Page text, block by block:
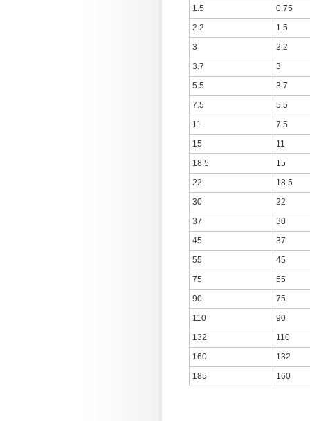
1.5
0.75
2.2
1.5
3
2.2
3.7
3
5.5
3.7
7.5
5.5
11
7.5
15
11
18.5
15
22
18.5
30
22
37
30
45
37
55
45
75
55
90
75
110
90
132
110
160
132
185
160